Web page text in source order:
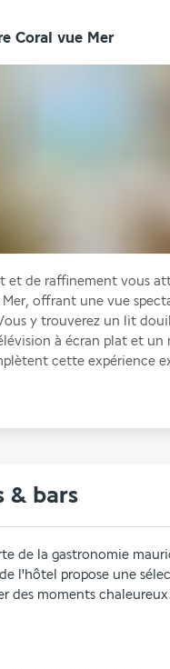
Coral vue Mer
et de raffinement vous
offrant une vue
y trouverez un lit
à écran plat et
cette expérience
& bars
de la gastronomie
l'hôtel propose une
des moments chaleureux.